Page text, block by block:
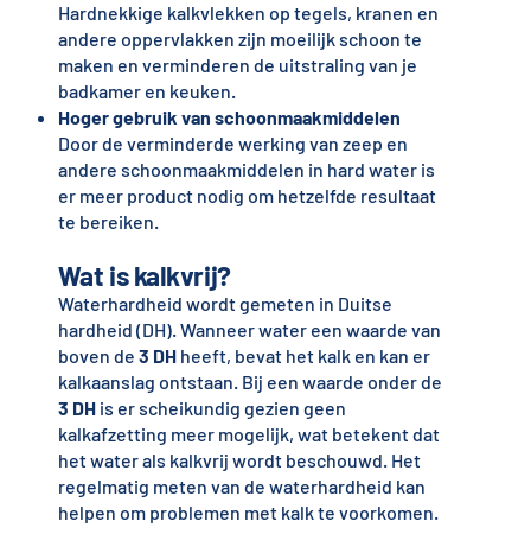
Hardnekkige kalkvlekken op tegels, kranen en
andere oppervlakken zijn moeilijk schoon te
maken en verminderen de uitstraling van je
badkamer en keuken.
Hoger gebruik van schoonmaakmiddelen
Door de verminderde werking van zeep en
andere schoonmaakmiddelen in hard water is
er meer product nodig om hetzelfde resultaat
te bereiken.
Wat is kalkvrij?
Waterhardheid wordt gemeten in Duitse
hardheid (DH). Wanneer water een waarde van
boven de 3 DHheeft, bevat het kalk en kan er
kalkaanslag ontstaan. Bij een waarde onder de
3 DHis er scheikundig gezien geen
kalkafzetting meer mogelijk, wat betekent dat
het water als kalkvrij wordt beschouwd. Het
regelmatig meten van de waterhardheid kan
helpen om problemen met kalk te voorkomen.